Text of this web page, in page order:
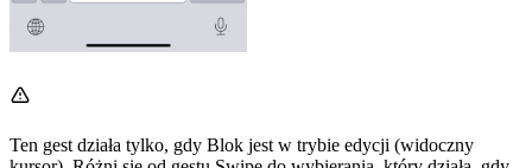
Ten gest działa tylko, gdy Blok jest w trybie edycji (widoczny